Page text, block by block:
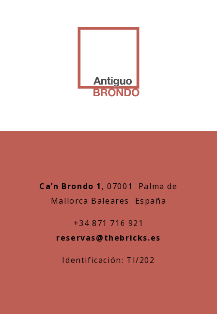
Ca’n Brondo 1 , 07001 Palma de
Mallorca Baleares España
+34 871 716 921
reservas@thebricks.es
Identificación: TI/202